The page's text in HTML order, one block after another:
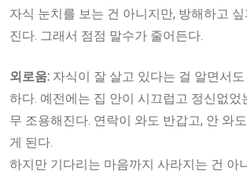
자식 눈치를 보는 건 아니지만, 방해하고
진다. 그래서 점점 말수가 줄어든다.
외로움: 자식이 잘 살고 있다는 걸 알면서
하다. 예전에는 집 안이 시끄럽고 정신없었
무 조용해진다. 연락이 와도 반갑고, 안 와
게 된다.
하지만 기다리는 마음까지 사라지는 건 아